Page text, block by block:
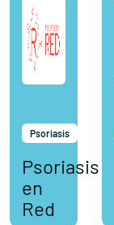
Psoriasis
Psoriasis
en
Red